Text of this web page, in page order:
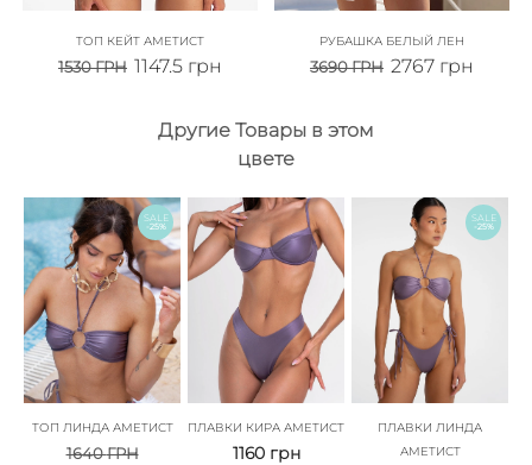
ТОП КЕЙТ АМЕТИСТ
1530ГРН 1147.5 грн
РУБАШКА БЕЛЫЙ ЛЕН
3690ГРН 2767 грн
Другие Товары в этом
цвете
SALE
-25%
ТОП ЛИНДА АМЕТИСТ
1640ГРН
ПЛАВКИ КИРА АМЕТИСТ
1160 грн
SALE
-25%
ПЛАВКИ ЛИНДА
АМЕТИСТ